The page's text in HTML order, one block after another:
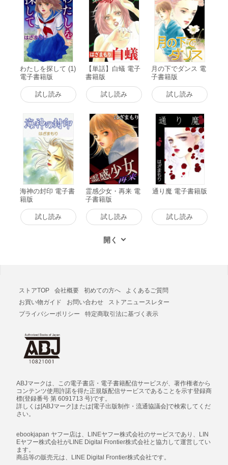
わたしを探して (1)
電子書籍版
試し読み
【単話】白蟻 電子
書籍版
試し読み
月の下でダンス 電
子書籍版
試し読み
海神の封印 電子書
籍版
試し読み
霊感少女・再来 電
子書籍版
試し読み
通り魔 電子書籍版
試し読み
ストアTOP 会社概要 初めての方へ
よくあるご質問
お買い物ガイド
お問い合わせ
ストアニュースレター
プライバシーポリシー
特定商取引法に基づく表示
ABJマークは、この電子書店・電子書籍配信サービスが、著作権者から
コンテンツ使用許諾を得た正規版配信サービスであることを示す登録商
標(登録番号 第 6091713 号)です。
詳しくは[ABJマーク]または[電子出版制作・流通協議会]で検索してくだ
さい。
ebookjapan ヤフー店は、LINEヤフー株式会社のサービスであり、LIN
Eヤフー株式会社がLINE Digital Frontier株式会社と協力して運営してい
ます。
商品等の販売元は、LINE Digital Frontier株式会社です。